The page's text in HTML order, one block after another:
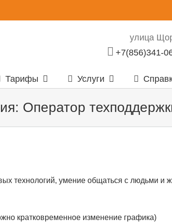
улица
+7(856)341-
Тарифы Услуги
Оператор
технологий, умение общаться с людьми и
кратковременное изменение графика)